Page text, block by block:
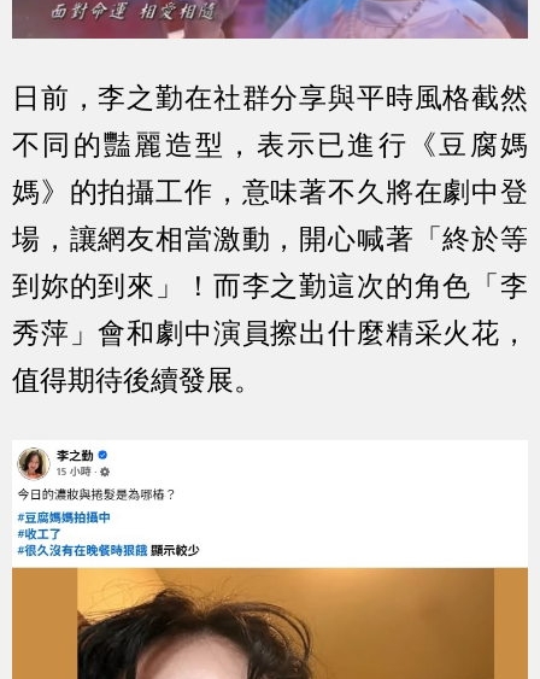
日前，李之勤在社群分享與平時風格截然
不同的豔麗造型，表示已進行《豆腐媽
媽》的拍攝工作，意味著不久將在劇中登
場，讓網友相當激動，開心喊著「終於等
到妳的到來」！而李之勤這次的角色「李
秀萍」會和劇中演員擦出什麼精采火花，
值得期待後續發展。